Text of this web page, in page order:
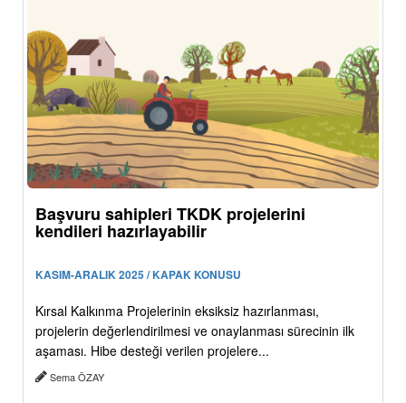
Başvuru sahipleri TKDK projelerini
kendileri hazırlayabilir
KASIM-ARALIK 2025 / KAPAK KONUSU
Kırsal Kalkınma Projelerinin eksiksiz hazırlanması,
projelerin değerlendirilmesi ve onaylanması sürecinin ilk
aşaması. Hibe desteği verilen projelere...
Sema ÖZAY